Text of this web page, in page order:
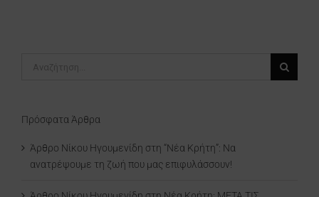
Πρόσφατα Άρθρα
Άρθρο Νίκου Ηγουμενίδη στη “Νέα Κρήτη”: Να
ανατρέψουμε τη ζωή που μας επιφυλάσσουν!